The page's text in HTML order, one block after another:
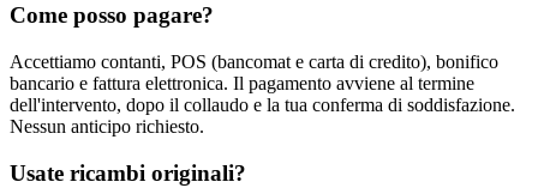
Come posso pagare?
Accettiamo contanti, POS (bancomat e carta di credito), bonifico
bancario e fattura elettronica. Il pagamento avviene al termine
dell'intervento, dopo il collaudo e la tua conferma di soddisfazione.
Nessun anticipo richiesto.
Usate ricambi originali?